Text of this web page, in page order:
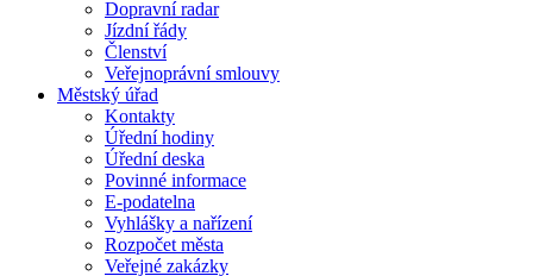
Dopravní radar
Jízdní řády
Členství
Veřejnoprávní smlouvy
Městský úřad
Kontakty
Úřední hodiny
Úřední deska
Povinné informace
E-podatelna
Vyhlášky a nařízení
Rozpočet města
Veřejné zakázky